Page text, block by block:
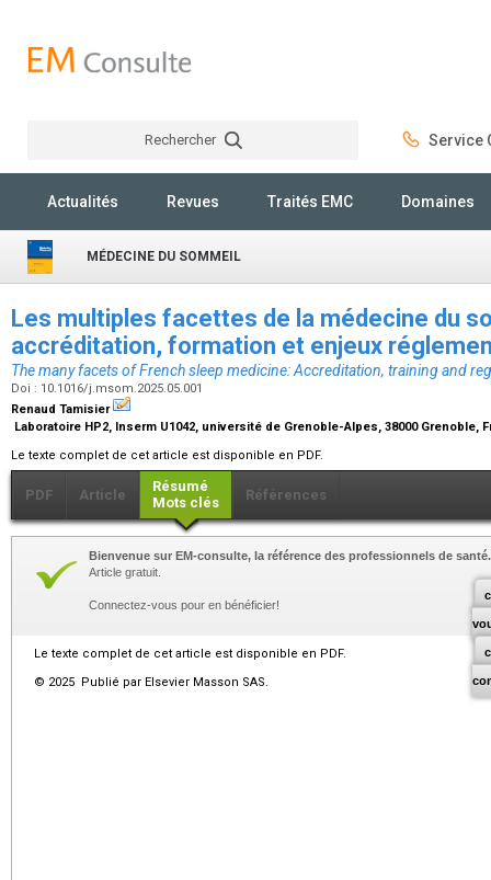
Rechercher Service
Actualités Revues Traités EMC Domaines
MÉDECINE DU SOMMEIL
Les multiples facettes de la médecine du
accréditation, formation et enjeux
The many facets of French sleep medicine: Accreditation, training and
Doi : 10.1016/j.msom.2025.05.001
Renaud Tamisier
Laboratoire HP2, Inserm U1042, université de Grenoble-Alpes, 38000 Grenoble,
Le texte complet de cet article est disponible en PDF.
PDF Article
Résumé
Mots clés
Références
Bienvenue sur EM-consulte, la référence des professionnels de santé.
Article gratuit.
Connectez-vous pour en bénéficier!
Le texte complet de cet article est disponible en PDF.
© 2025 Publié par Elsevier Masson SAS.